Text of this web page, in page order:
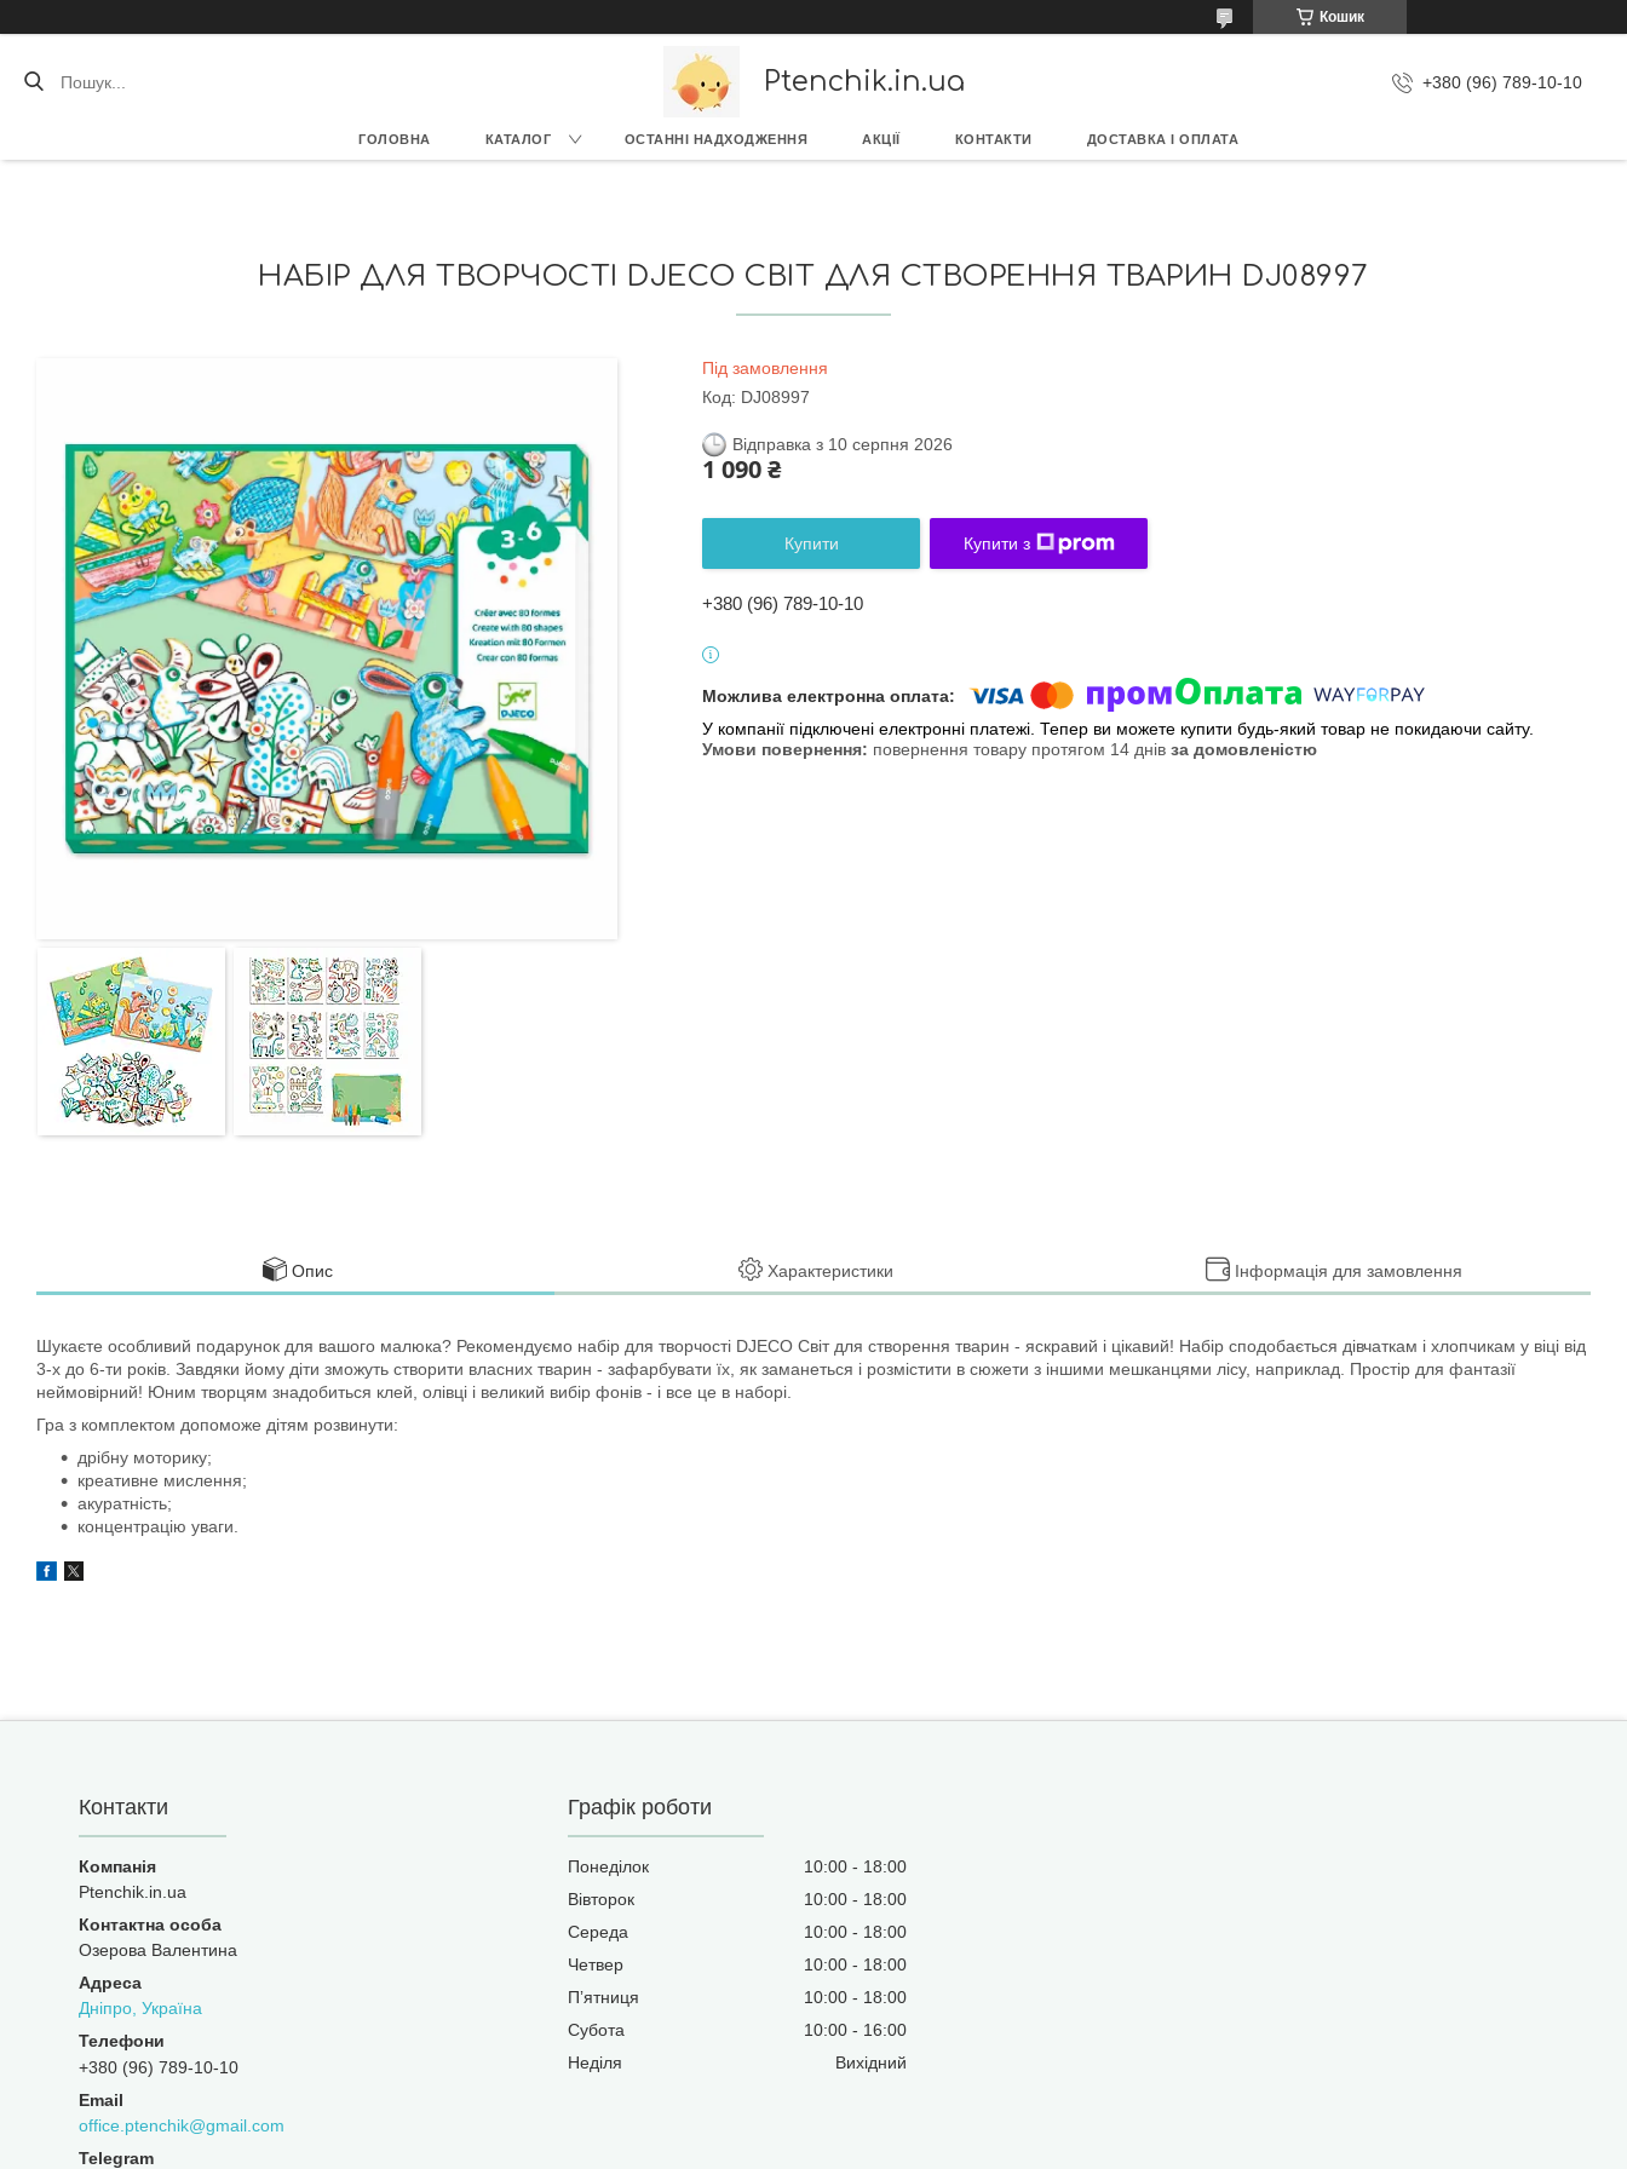
Кошик
Ptenchik.in.ua +380 (96) 789-10-10
ГОЛОВНА КАТАЛОГ ОСТАННІ НАДХОДЖЕННЯ АКЦІЇ КОНТАКТИ ДОСТАВКА І ОПЛАТА
НАБІР ДЛЯ ТВОРЧОСТІ DJECO СВІТ ДЛЯ СТВОРЕННЯ ТВАРИН DJ08997
Під замовлення
Код: DJ08997
Відправка з 10 серпня 2026
1 090 ₴
Купити Купити з
+380 (96) 789-10-10
У компанії підключені електронні платежі. Тепер ви можете купити будь-який товар не покидаючи сайту.
повернення товару протягом 14 днів за домовленістю
Опис Характеристики Інформація для замовлення
Шукаєте особливий подарунок для вашого малюка? Рекомендуємо набір для творчості DJECO Світ для створення тварин - яскравий і цікавий! Набір сподобається дівчаткам і хлопчикам у віці від
3-х до 6-ти років. Завдяки йому діти зможуть створити власних тварин - зафарбувати їх, як заманеться і розмістити в сюжети з іншими мешканцями лісу, наприклад. Простір для фантазії
неймовірний! Юним творцям знадобиться клей, олівці і великий вибір фонів - і все це в наборі.
Гра з комплектом допоможе дітям розвинути:
дрібну моторику;
креативне мислення;
акуратність;
концентрацію уваги.
Контакти
Ptenchik.in.ua
Озерова Валентина
Дніпро, Україна
+380 (96) 789-10-10
office.ptenchik@gmail.com
Графік роботи
Понеділок 10:00
18:00
Вівторок
10:00
18:00
Середа
10:00
18:00
Четвер
10:00
18:00
Пʼятниця
10:00
18:00
Субота
10:00
16:00
Неділя
Вихідний